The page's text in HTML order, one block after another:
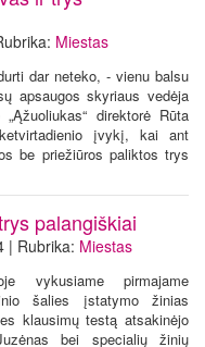
Miestas
dar neteko, - vienu balsu
apsaugos skyriaus vedėja
direktorė Rūta
įvykį, kai ant
be priežiūros paliktos trys
palangiškiai
| Rubrika: Miestas
vykusiame pirmajame
šalies įstatymo žinias
klausimų testą atsakinėjo
bei specialių žinių